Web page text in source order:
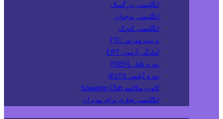
انگلیسی بزرگسال
انگلیسی نوجوان
انگلیسی کودک
تربیت مدرس TTC
آمادگی آزمون EPT
دوره تافل TOEFL
دوره آیلتس IELTS
کلوپ مکالمه Speaking Club
انگلیسی تجاری برای مدیران